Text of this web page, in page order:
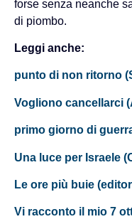
forse senza neanche
di piombo.
Leggi anche:
punto di non ritorno
Vogliono cancellarci
primo giorno di
Una luce per Israele
Le ore più buie
Vi racconto il mio 7